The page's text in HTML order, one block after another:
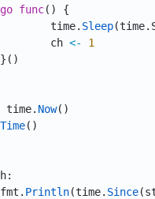
go func( )
{
		time
. Sleep(time.
		ch
<-
1
} ( )
time. Now( )
( )
:
	fmt
. Println(time. Since(